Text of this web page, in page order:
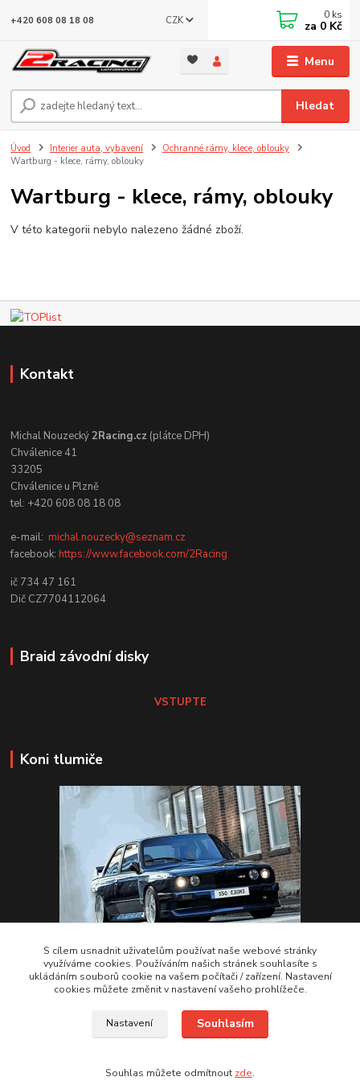
Menu
CZK
Hledat
+420 608 08 18 08 0 ks
za 0 Kč
Úvod Interier auta, vybavení
Ochranné rámy, klece, oblouky
Wartburg - klece, rámy, oblouky
Wartburg - klece, rámy, oblouky
V této kategorii nebylo nalezeno žádné zboží.
Kontakt
Michal Nouzecký2Racing.cz (plátce DPH)
Chválenice 41
33205
Chválenice u Plzně
tel: +420 608 08 18 08
e-mail:michal.nouzecky@seznam.cz
facebook:https://www.facebook.com/2Racing
ič 734 47 161
Dič CZ7704112064
Braid závodní disky
VSTUPTE
Koni tlumiče
VSTUPTE Koni tlumiče
by 2Racing.cz 2012-2026
S cílem usnadnit uživatelům používat naše webové stránky
využíváme cookies. Používáním našich stránek souhlasíte s
ukládáním souborů cookie na vašem počítači / zařízení. Nastavení
cookies můžete změnit v nastavení vašeho prohlížeče.
Nastavení Souhlasím
Souhlas můžete odmítnout zde.